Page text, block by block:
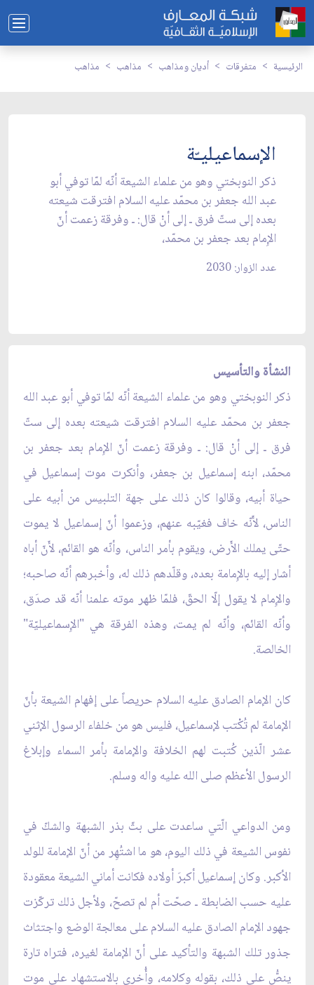
الرئيسية متفرقات أديان ومذاهب مذاهب مذاهب
الإسماعيليـّة
ذكر النوبختي وهو من علماء الشيعة أنّه لمّا توفي أبو
عبد الله جعفر بن محمّد عليه السلام افترقت شيعته
بعده إلى ستّ فرق ـ إلى أنْ قال: ـ وفرقة زعمت أنّ
الإِمام بعد جعفر بن محمّد،
عدد الزوار: 2030
النشأة والتأسيس
ذكر النوبختي وهو من علماء الشيعة أنّه لمّا توفي أبو عبد الله
جعفر بن محمّد عليه السلام افترقت شيعته بعده إلى ستّ
فرق ـ إلى أنْ قال: ـ وفرقة زعمت أنّ الإِمام بعد جعفر بن
محمّد، ابنه إسماعيل بن جعفر، وأنكرت موت إسماعيل في
حياة أبيه، وقالوا كان ذلك على جهة التلبيس من أبيه على
الناس، لأَنّه خاف فغيّبه عنهم، وزعموا أنّ إسماعيل لا يموت
حتّى يملك الأَرض، ويقوم بأمر الناس، وأنّه هو القائم، لأَنّ أباه
أشار إليه بالإِمامة بعده، وقلّدهم ذلك له، وأخبرهم أنّه صاحبه؛
والإِمام لا يقول إلّا الحقّ، فلمّا ظهر موته علمنا أنّه قد صدَق،
وأنّه القائم، وأنّه لم يمت، وهذه الفرقة هي "الإِسماعيليّة"
الخالصة.
كان الإمام الصادق عليه السلام حريصاً على إفهام الشيعة بأنّ
الإمامة لم تُكْتب لإسماعيل، فليس هو من خلفاء الرسول الإثني
عشر الّذين كُتبت لهم الخلافة والإمامة بأمر السماء وإبلاغ
الرسول الأعظم صلى الله عليه واله وسلم.
ومن الدواعي الّتي ساعدت على بثّ بذر الشبهة والشكّ في
نفوس الشيعة في ذلك اليوم، هو ما اشتُهِر من أنّ الإمامة للولد
الأكبر. وكان إسماعيل أكبرَ أولاده فكانت أماني الشيعة معقودة
عليه حسب الضابطة ـ صحّت أم لم تصحّ، ولأجل ذلك تركّزت
جهود الإمام الصادق عليه السلام على معالجة الوضع واجتثاث
جذور تلك الشبهة والتأكيد على أنّ الإمامة لغيره، فتراه تارة
ينصُّ على ذلك، بقوله وكلامه، وأُخرى بالاستشهاد على موت